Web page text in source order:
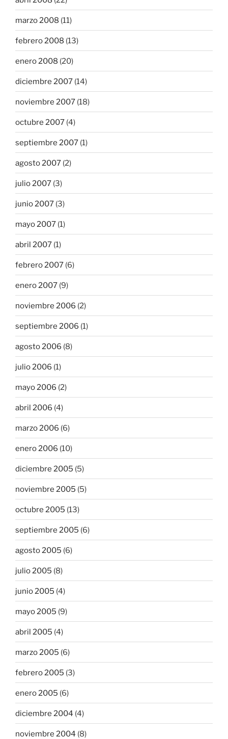
marzo 2008 (11)
febrero 2008 (13)
enero 2008 (20)
diciembre 2007 (14)
noviembre 2007 (18)
octubre 2007 (4)
septiembre 2007 (1)
agosto 2007 (2)
julio 2007 (3)
junio 2007 (3)
mayo 2007 (1)
abril 2007 (1)
febrero 2007 (6)
enero 2007 (9)
noviembre 2006 (2)
septiembre 2006 (1)
agosto 2006 (8)
julio 2006 (1)
mayo 2006 (2)
abril 2006 (4)
marzo 2006 (6)
enero 2006 (10)
diciembre 2005 (5)
noviembre 2005 (5)
octubre 2005 (13)
septiembre 2005 (6)
agosto 2005 (6)
julio 2005 (8)
junio 2005 (4)
mayo 2005 (9)
abril 2005 (4)
marzo 2005 (6)
febrero 2005 (3)
enero 2005 (6)
diciembre 2004 (4)
noviembre 2004 (8)